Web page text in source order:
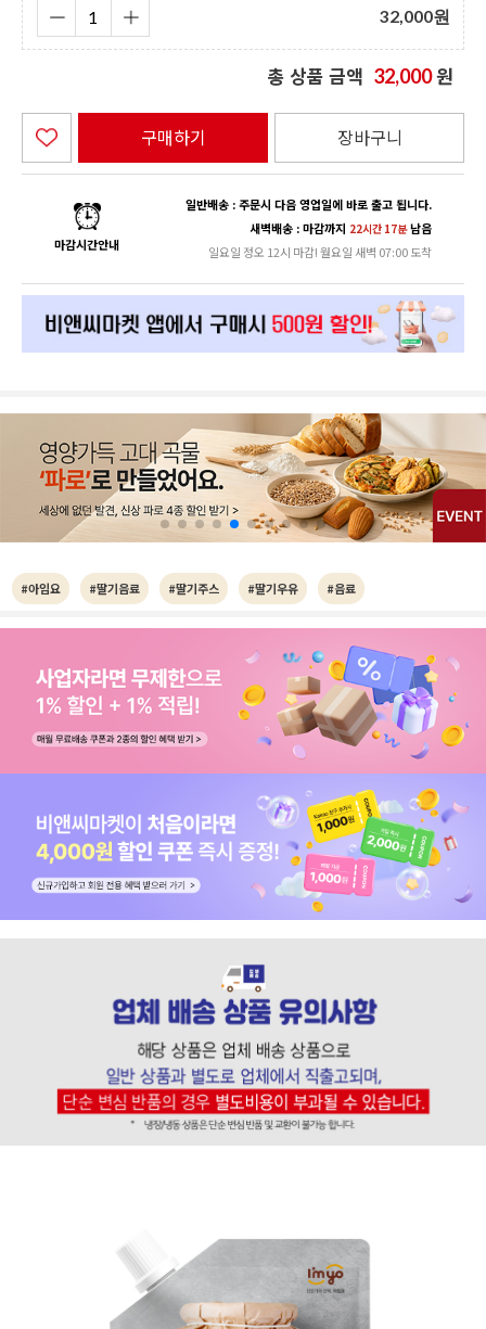
32,000원
총 상품 금액 32,000원
구매하기 장바구니
마감시간안내
일반배송 : 주문시 다음 영업일에 바로 출고 됩니다.
새벽배송 : 마감까지 22시간 17분남음
일요일 정오 12시 마감! 월요일 새벽 07:00 도착
#아임요 #딸기음료 #딸기주스 #딸기우유 #음료